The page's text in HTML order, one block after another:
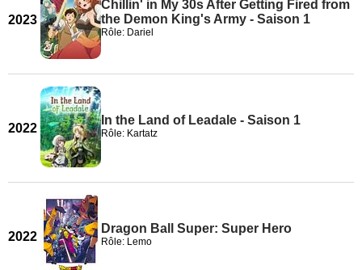
2023
Chillin' in My 30s After Getting Fired from
the Demon King's Army - Saison 1
Rôle: Dariel
2022
In the Land of Leadale - Saison 1
Rôle: Kartatz
2022
Dragon Ball Super: Super Hero
Rôle: Lemo